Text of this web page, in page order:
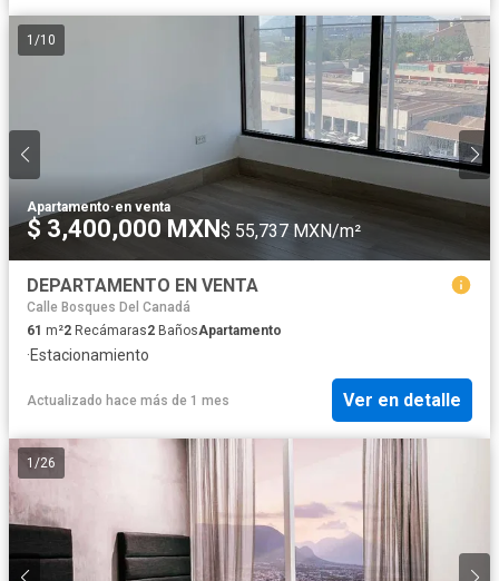
1 /10
Apartamento·en venta
$ 3,400,000 MXN$ 55,737 MXN/m²
DEPARTAMENTO EN VENTA
Calle Bosques Del Canadá
61 m²2 Recámaras2 BañosApartamento
·Estacionamiento
Actualizado hace más de 1 mes Ver en detalle
1 /26